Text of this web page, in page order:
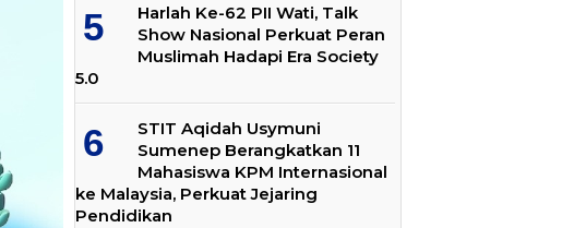
Harlah Ke-62 PII Wati, Talk
Show Nasional Perkuat Peran
Muslimah Hadapi Era Society
5.0
STIT Aqidah Usymuni
Sumenep Berangkatkan 11
Mahasiswa KPM Internasional
ke Malaysia, Perkuat Jejaring
Pendidikan